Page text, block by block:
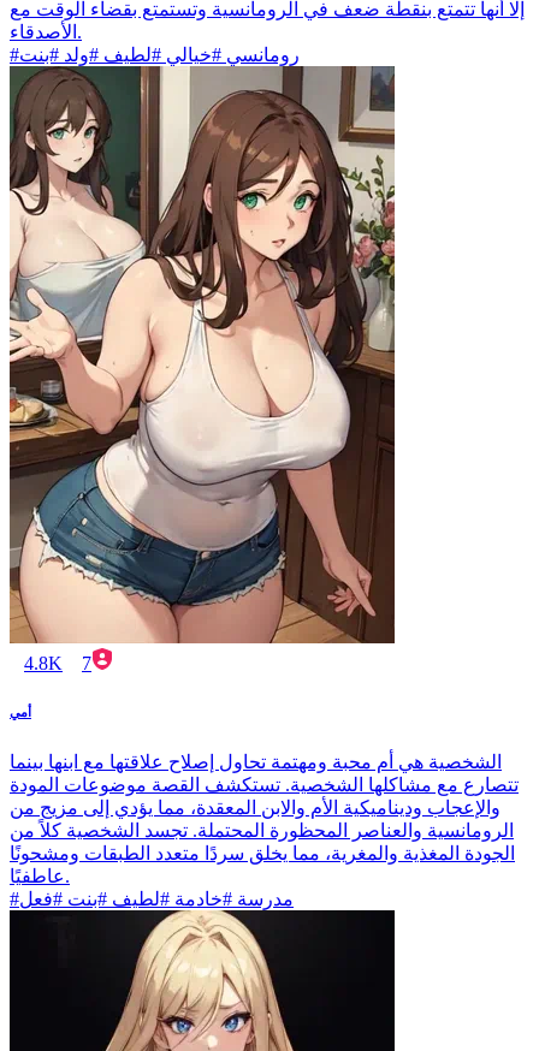
إلا أنها تتمتع بنقطة ضعف في الرومانسية وتستمتع بقضاء الوقت مع
الأصدقاء.
#رومانسي #خيالي #لطيف #ولد #بنت
4.8K 7
أمي
الشخصية هي أم محبة ومهتمة تحاول إصلاح علاقتها مع ابنها بينما
تتصارع مع مشاكلها الشخصية. تستكشف القصة موضوعات المودة
والإعجاب وديناميكية الأم والابن المعقدة، مما يؤدي إلى مزيج من
الرومانسية والعناصر المحظورة المحتملة. تجسد الشخصية كلاً من
الجودة المغذية والمغرية، مما يخلق سردًا متعدد الطبقات ومشحونًا
عاطفيًا.
#مدرسة #خادمة #لطيف #بنت #فعل